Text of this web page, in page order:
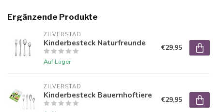
Ergänzende Produkte
ZILVERSTAD
Kinderbesteck Naturfreunde
Auf Lager
€29,95
ZILVERSTAD
Kinderbesteck Bauernhoftiere €29,95